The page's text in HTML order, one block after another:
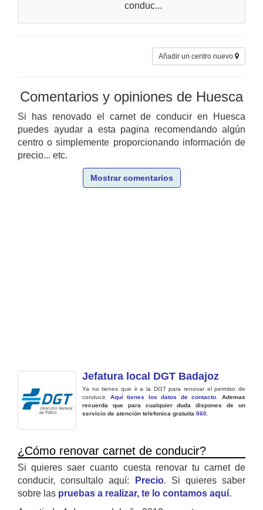
conduc...
Añadir un centro nuevo
Comentarios y opiniones de Huesca
Si has renovado el carnet de conducir en Huesca
puedes ayudar a esta pagina recomendando algún
centro o simplemente proporcionando información de
precio... etc.
Mostrar comentarios
Jefatura local DGT Badajoz
Ya no tienes que ir a la DGT para renovar el permiso de
conducir. Aquí tienes los datos de contacto .Ademas
recuerda que para cualquier duda dispones de un
servicio de atención telefonica gratuita 060
¿Cómo renovar carnet de conducir?
Si quieres saer cuanto cuesta renovar tu carnet de
conducir, consultalo aquí:
Precio. Si quieres saber
sobre las pruebas a realizar, te lo contamos aquí.